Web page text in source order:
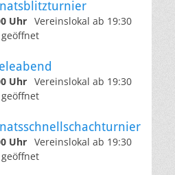
Uhr Vereinslokal ab 19:30
Uhr Vereinslokal ab 19:30
Uhr Vereinslokal ab 19:30